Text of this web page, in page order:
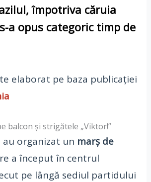
, împotriva căruia
s-a opus categoric timp de
elaborat pe baza publicației
balcon și strigătele „Viktor!”
organizat un marș de
a început în centrul
pe lângă sediul partidului